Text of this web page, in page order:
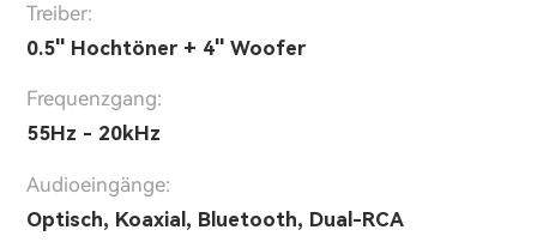
Treiber:
0.5'' Hochtöner + 4'' Woofer
Frequenzgang:
55Hz - 20kHz
Audioeingänge:
Optisch, Koaxial, Bluetooth, Dual-RCA